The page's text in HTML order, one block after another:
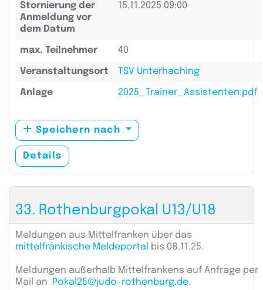
Stornierung der
Anmeldung vor
dem Datum
15.11.2025 09:00
max. Teilnehmer 40
Veranstaltungsort TSV Unterhaching
Anlage 2025_Trainer_Assistenten.pdf
Speichern nach
Details
33. Rothenburgpokal U13/U18
Meldungen aus Mittelfranken über das
mittelfränkische Meldeportal bis 08.11.25.
Meldungen außerhalb Mittelfrankens auf Anfrage per
Mail an
Pokal25@judo-rothenburg.de.